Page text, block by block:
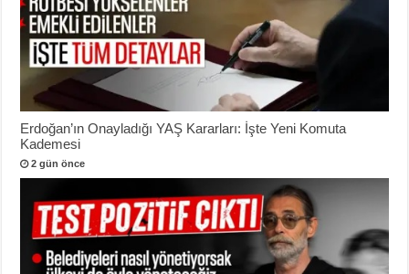
Erdoğan’ın Onayladığı YAŞ Kararları: İşte Yeni Komuta
Kademesi
2 gün önce